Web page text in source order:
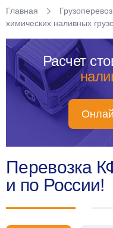
Главная
химических наливных
Расчет
Перевозка
и по России!